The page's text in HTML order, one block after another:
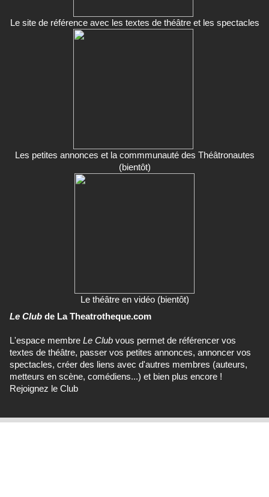
Le site de référence avec les textes de théâtre et les spectacles
Les petites annonces et la commmunauté des Théâtronautes
(bientôt)
Le théâtre en vidéo (bientôt)
Le Club de La Theatrotheque.com
L'espace membre Le Club vous permet de référencer vos
textes de théâtre, passer vos petites annonces, annoncer vos
spectacles, créer des liens avec d'autres membres (auteurs,
metteurs en scène, comédiens...) et bien plus encore !
Rejoignez le Club